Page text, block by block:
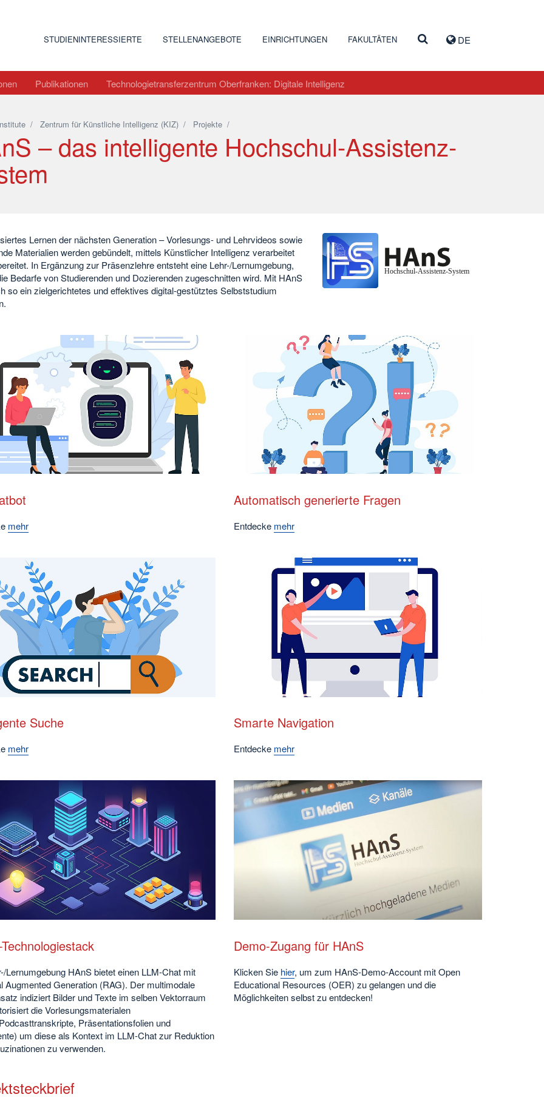
DE
STUDIENINTERESSIERTE STELLENANGEBOTE EINRICHTUNGEN FAKULTÄTEN
Publikationen Technologietransferzentrum Oberfranken: Digitale Intelligenz
/ Zentrum für Künstliche Intelligenz (KIZ)/ Projekte/
– das intelligente Hochschul-Assistenz-
Lernen der nächsten Generation – Vorlesungs- und Lehrvideos sowie
Materialien werden gebündelt, mittels Künstlicher Intelligenz verarbeitet
In Ergänzung zur Präsenzlehre entsteht eine Lehr-/Lernumgebung,
Bedarfe von Studierenden und Dozierenden zugeschnitten wird. Mit HAnS
so ein zielgerichtetes und effektives digital-gestütztes Selbststudium
mehr
Automatisch generierte Fragen
Entdecke mehr
Suche
mehr
Smarte Navigation
Entdecke mehr
Lernumgebung HAnS bietet einen LLM-Chat mit
Augmented Generation (RAG). Der multimodale
indiziert Bilder und Texte im selben Vektorraum
die Vorlesungsmaterialen
Präsentationsfolien und
um diese als Kontext im LLM-Chat zur Reduktion
zu verwenden.
Demo-Zugang für HAnS
Klicken Sie hier, um zum HAnS-Demo-Account mit Open
Educational Resources (OER) zu gelangen und die
Möglichkeiten selbst zu entdecken!